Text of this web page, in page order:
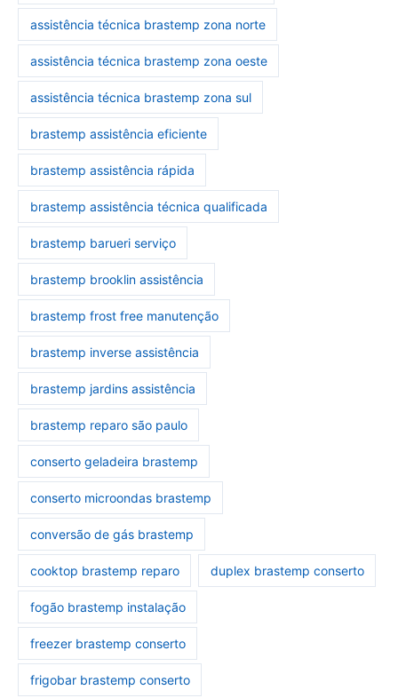
assistência técnica brastemp zona norte
assistência técnica brastemp zona oeste
assistência técnica brastemp zona sul
brastemp assistência eficiente
brastemp assistência rápida
brastemp assistência técnica qualificada
brastemp barueri serviço
brastemp brooklin assistência
brastemp frost free manutenção
brastemp inverse assistência
brastemp jardins assistência
brastemp reparo são paulo
conserto geladeira brastemp
conserto microondas brastemp
conversão de gás brastemp
cooktop brastemp reparo duplex brastemp conserto
fogão brastemp instalação
freezer brastemp conserto
frigobar brastemp conserto